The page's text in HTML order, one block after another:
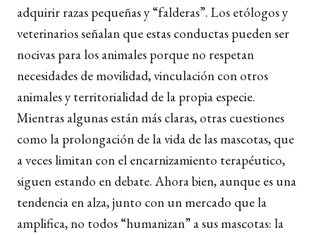
adquirir razas pequeñas y “falderas”. Los etólogos y
veterinarios señalan que estas conductas pueden ser
nocivas para los animales porque no respetan
necesidades de movilidad, vinculación con otros
animales y territorialidad de la propia especie.
Mientras algunas están más claras, otras cuestiones
como la prolongación de la vida de las mascotas, que
a veces limitan con el encarnizamiento terapéutico,
siguen estando en debate. Ahora bien, aunque es una
tendencia en alza, junto con un mercado que la
amplifica, no todos “humanizan” a sus mascotas: la